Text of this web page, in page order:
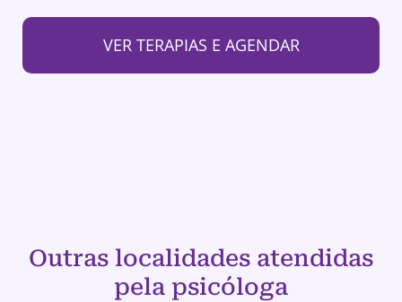
VER TERAPIAS E AGENDAR
Outras localidades atendidas
pela psicóloga